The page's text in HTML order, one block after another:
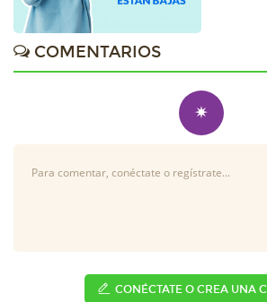
COMENTARIOS
✷
CONÉCTATE O CREA UNA